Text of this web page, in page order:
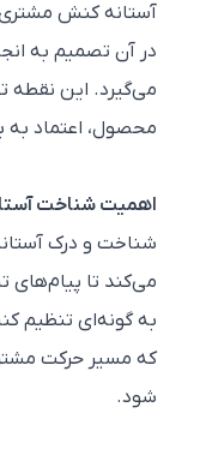
آستانه کنش مشتری
در آن تصمیم به انجام
می‌گیرد. این نقطه
محصول، اعتماد به
اهمیت شناخت
شناخت و درک آستانه
می‌کند تا پیام‌های
به گونه‌ای تنظیم کنند
که مسیر حرکت مشتری
شود.